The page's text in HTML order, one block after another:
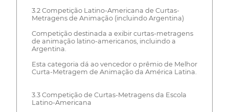
3.2 Competição Latino-Americana de Curtas-
Metragens de Animação (incluindo Argentina)
Competição destinada a exibir curtas-metragens
de animação latino-americanos, incluindo a
Argentina.
Esta categoria dá ao vencedor o prêmio de Melhor
Curta-Metragem de Animação da América Latina.
3.3 Competição de Curtas-Metragens da Escola
Latino-Americana